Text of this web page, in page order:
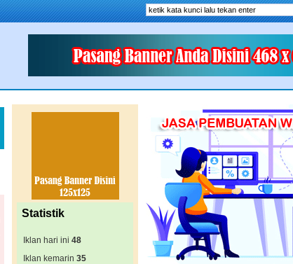
Statistik
Iklan hari ini 48
Iklan kemarin 35